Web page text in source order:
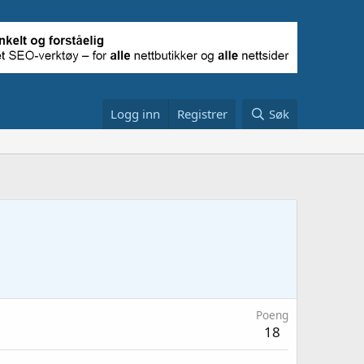
Logg inn Registrer Søk
Poeng
18